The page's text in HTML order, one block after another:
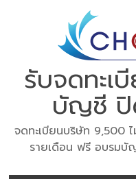
รับจดทะเ
บัญชี ปิ
จดทะเบียนบริษัท 9,500
รายเดือน ฟรี อบรมบั